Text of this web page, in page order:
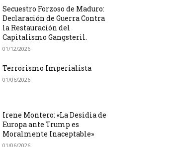
Secuestro Forzoso de Maduro:
Declaración de Guerra Contra
la Restauración del
Capitalismo Gangsteril.
01/12/2026
Terrorismo Imperialista
01/06/2026
Irene Montero: «La Desidia de
Europa ante Trump es
Moralmente Inaceptable»
01/06/2026